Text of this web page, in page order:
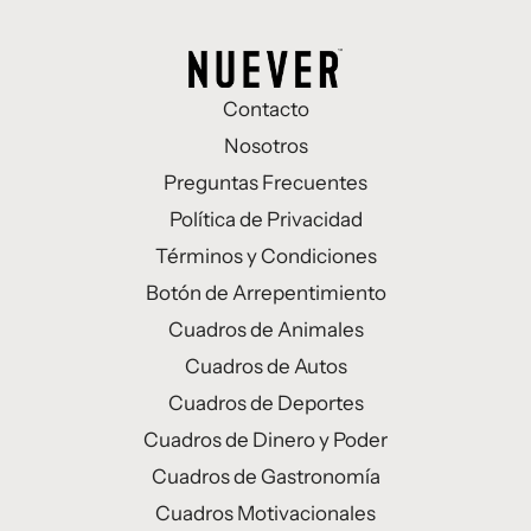
Contacto
Nosotros
Preguntas Frecuentes
Política de Privacidad
Términos y Condiciones
Botón de Arrepentimiento
Cuadros de Animales
Cuadros de Autos
Cuadros de Deportes
Cuadros de Dinero y Poder
Cuadros de Gastronomía
Cuadros Motivacionales